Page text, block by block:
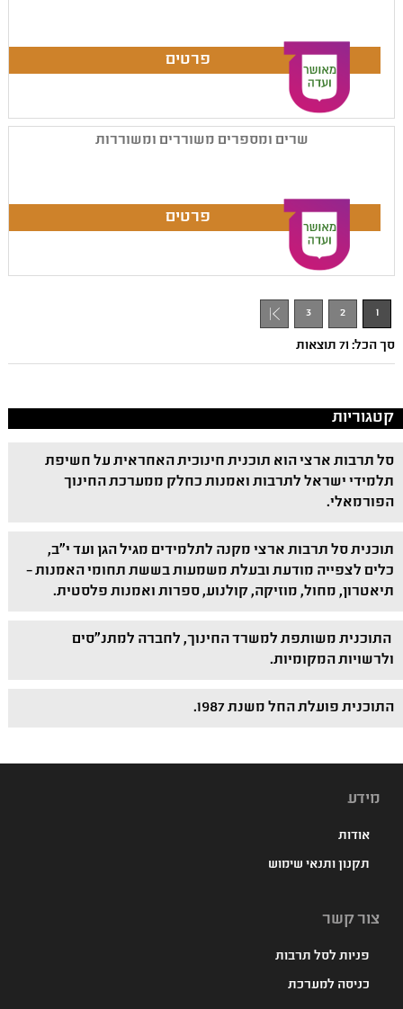
שרים ומספרים משוררים ומשוררות
1
2
3
סך הכל: 71 תוצאות
קטגוריות
סל תרבות ארצי הוא תוכנית חינוכית האחראית על חשיפת
תלמידי ישראל לתרבות ואמנות כחלק ממערכת החינוך
הפורמאלי.
תוכנית סל תרבות ארצי מקנה לתלמידים מגיל הגן ועד י"ב,
כלים לצפייה מודעת ובעלת משמעות בששת תחומי האמנות –
תיאטרון, מחול, מוזיקה, קולנוע, ספרות ואמנות פלסטית.
התוכנית משותפת למשרד החינוך, לחברה למתנ"סים
ולרשויות המקומיות.
התוכנית פועלת החל משנת 1987.
מידע
אודות
תקנון ותנאי שימוש
צור קשר
פניות לסל תרבות
כניסה למערכת